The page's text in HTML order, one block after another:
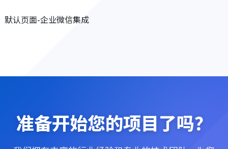
默认页面-企业微信集成
准备开始您的项目了吗？